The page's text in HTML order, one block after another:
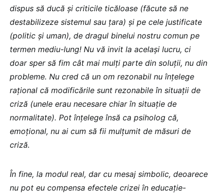
dispus să ducă și criticile ticăloase (făcute să ne
destabilizeze sistemul sau țara) și pe cele justificate
(politic și uman), de dragul binelui nostru comun pe
termen mediu-lung! Nu vă invit la același lucru, ci
doar sper să fim cât mai mulți parte din soluții, nu din
probleme. Nu cred că un om rezonabil nu înțelege
rațional că modificările sunt rezonabile în situații de
criză (unele erau necesare chiar în situație de
normalitate). Pot înțelege însă ca psiholog că,
emoțional, nu ai cum să fii mulțumit de măsuri de
criză.
În fine, la modul real, dar cu mesaj simbolic, deoarece
nu pot eu compensa efectele crizei în educație-